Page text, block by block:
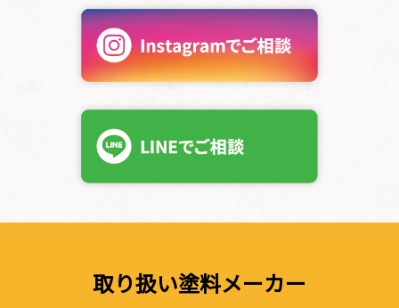
取り扱い塗料メーカー